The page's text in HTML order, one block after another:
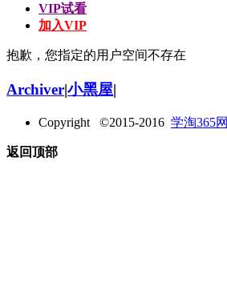
VIP试看
加入VIP
抱歉，您指定的用户空间不存在
Archiver|小黑屋|
Copyright ©2015-2016 学淘365网
返回顶部